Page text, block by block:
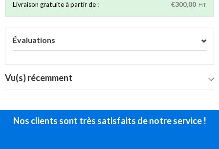
Livraison gratuite à partir de : €300,00 HT
Évaluations
Vu(s) récemment
Nos clients sont très satisfaits de notre service !